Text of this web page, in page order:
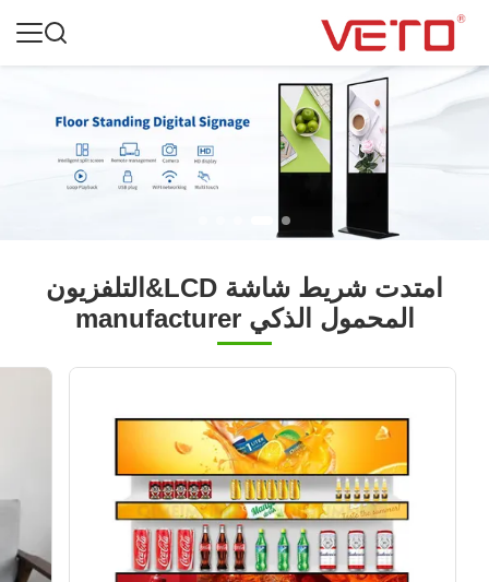
امتدت شريط شاشة LCD&التلفزيون
المحمول الذكي manufacturer